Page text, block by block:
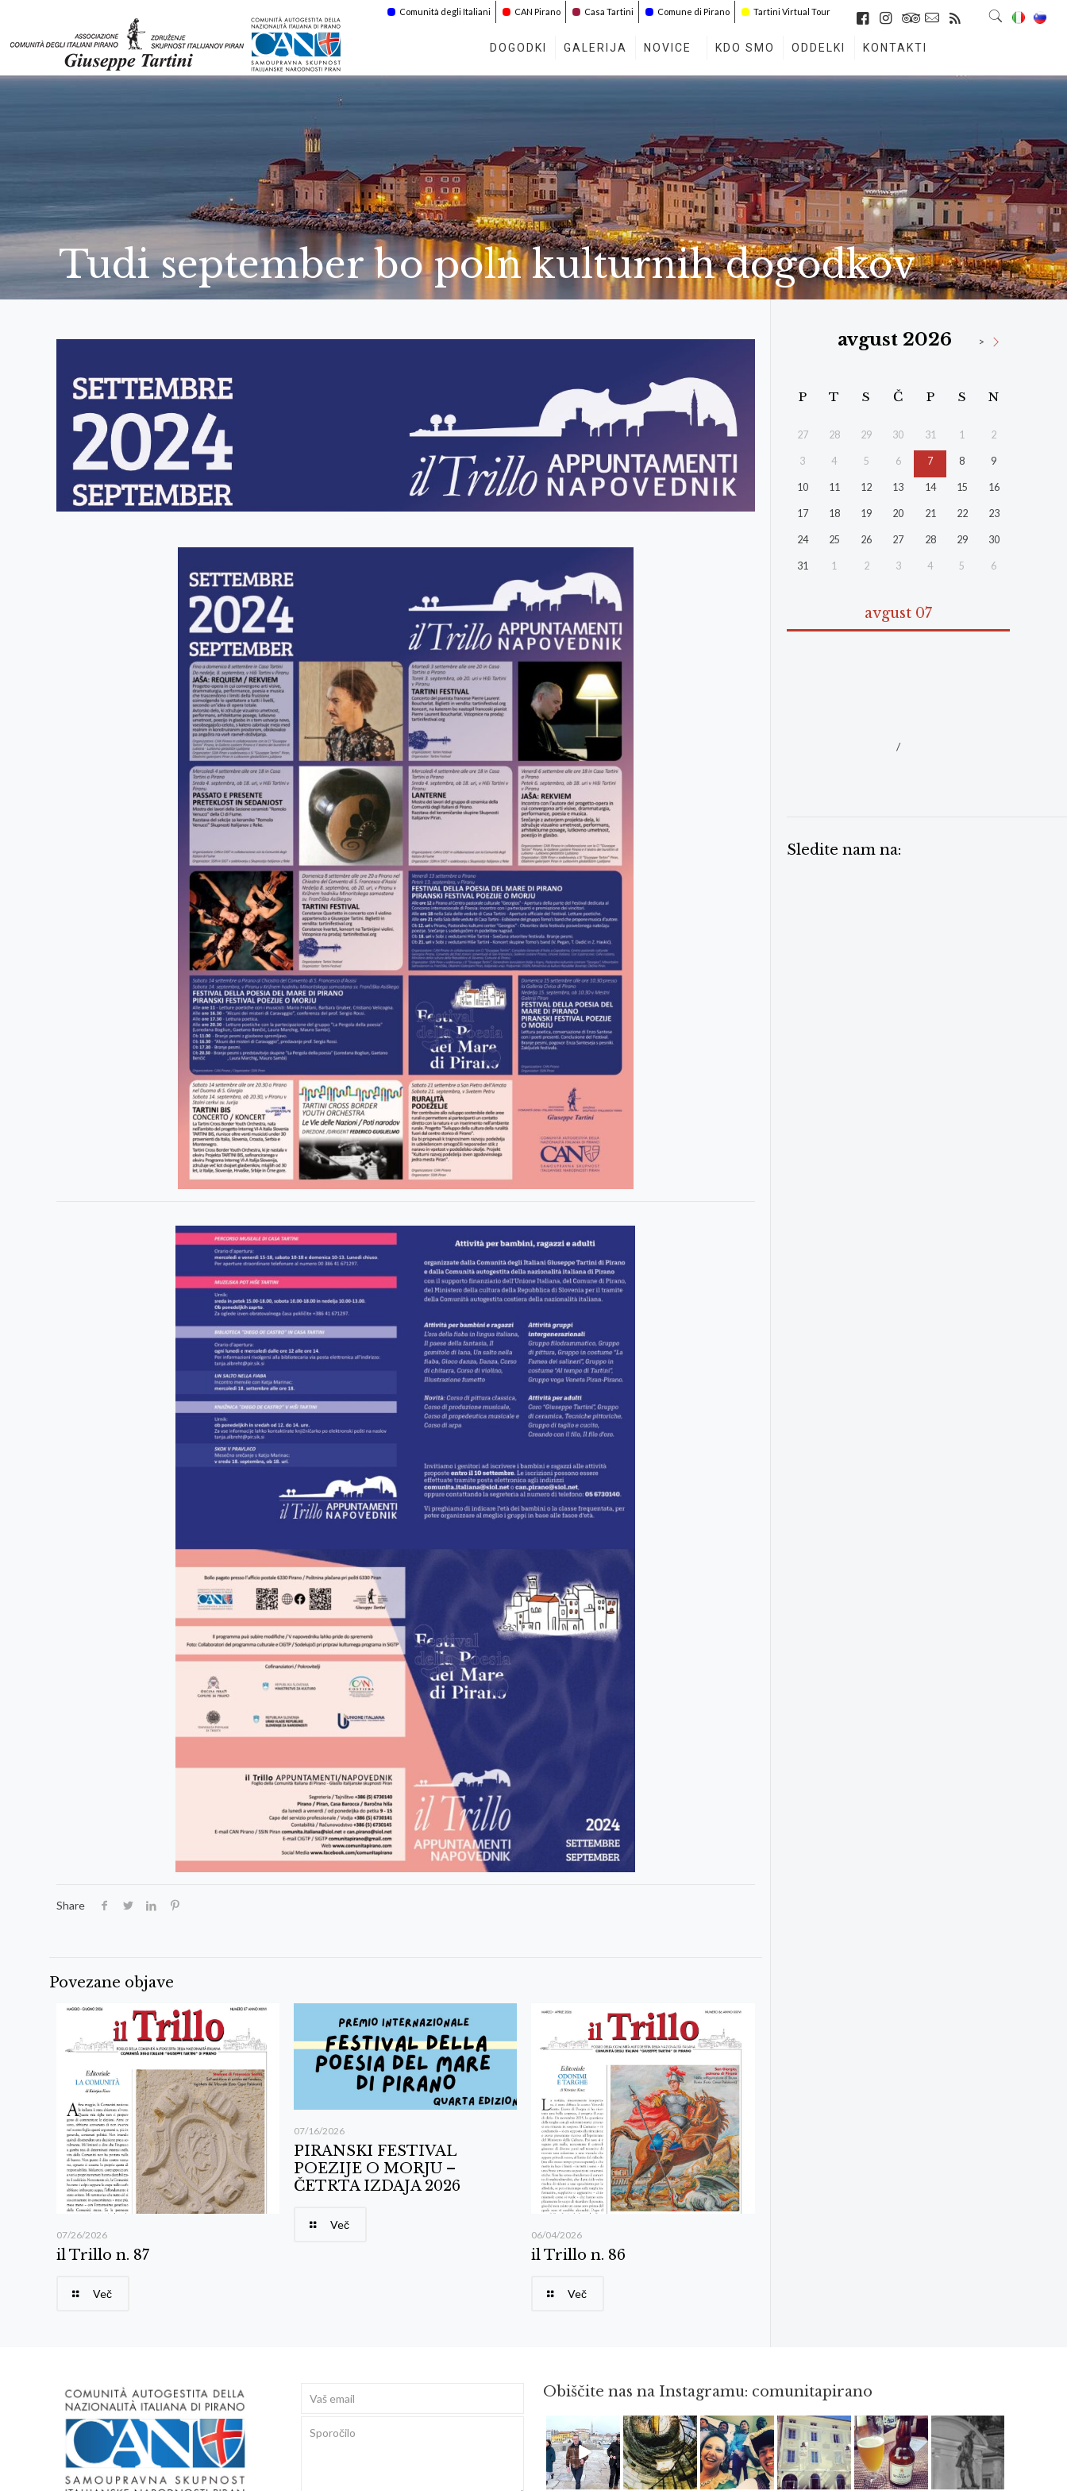
Comunità degli Italiani CAN Pirano Casa Tartini Comune di Pirano Tartini Virtual Tour
DOGODKI GALERIJA NOVICE KDO SMO ODDELKI KONTAKTI
Tudi september bo poln kulturnih dogodkov
Share
Povezane objave
07/26/2026
il Trillo n. 87
Več
07/16/2026
PIRANSKI FESTIVAL
POEZIJE O MORJU –
ČETRTA IZDAJA 2026
Več
06/04/2026
il Trillo n. 86
Več
avgust 2026 >
P T S Č P S N
27 28 29 30 31 1 2
3 4 5 6 7 8 9
10 11 12 13 14 15 16
17 18 19 20 21 22 23
24 25 26 27 28 29 30
31 1 2 3 4 5 6
avgust 07
/
Sledite nam na:
Obiščite nas na Instagramu: comunitapirano
Feb 16 Avg 3 Maj 23 Apr 3 Jun 3 Apr 18